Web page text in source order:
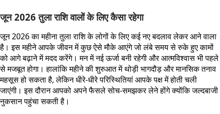
जून 2026 तुला राशि वालों के लिए कैसा रहेगा
जून 2026 का महीना तुला राशि के लोगों के लिए कई नए बदलाव लेकर आने वाला
है। इस महीने आपके जीवन में कुछ ऐसे मौके आएंगे जो लंबे समय से रुके हुए कामों
को आगे बढ़ाने में मदद करेंगे। मन में नई ऊर्जा बनी रहेगी और आत्मविश्वास भी पहले
से मजबूत होगा। हालांकि महीने की शुरुआत में थोड़ी भागदौड़ और मानसिक तनाव
महसूस हो सकता है, लेकिन धीरे-धीरे परिस्थितियां आपके पक्ष में होती चली
जाएंगी। इस दौरान आपको अपने फैसले सोच-समझकर लेने होंगे क्योंकि जल्दबाजी
नुकसान पहुंचा सकती है।